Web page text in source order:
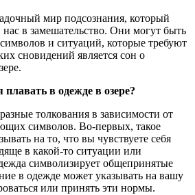
мир подсознания, который
в замешательство. Они могут быть
и ситуаций, которые требуют
сновидений является сон о
в одежде в озере?
толкования в зависимости от
символов. Во-первых, такое
на то, что вы чувствуете себя
в какой-то ситуации или
символизирует общепринятые
в одежде может указывать на вашу
или принять эти нормы.